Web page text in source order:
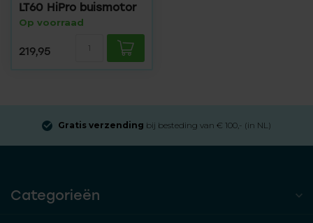
LT60 HiPro buismotor
Op voorraad
219,95
Gratis verzending bij besteding van € 100,- (in NL)
Categorieën